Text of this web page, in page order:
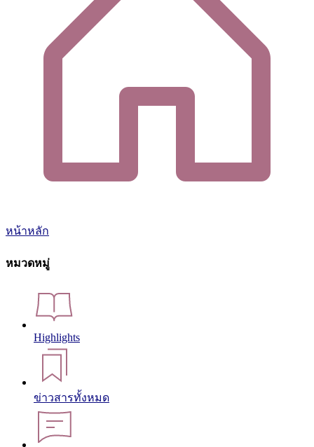
หน้าหลัก
หมวดหมู่
Highlights
ข่าวสารทั้งหมด